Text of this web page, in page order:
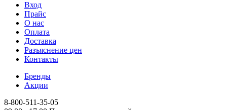
Вход
Прайс
О нас
Оплата
Доставка
Разъяснение цен
Контакты
Бренды
Акции
8-800-511-35-05